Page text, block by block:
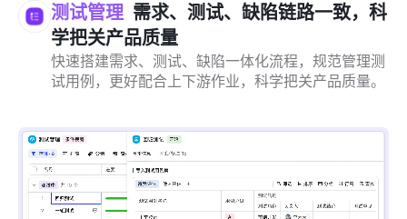
测试管理 需求、测试、缺陷链路一致，科
学把关产品质量
快速搭建需求、测试、缺陷一体化流程，规范管理测
试用例，更好配合上下游作业，科学把关产品质量。